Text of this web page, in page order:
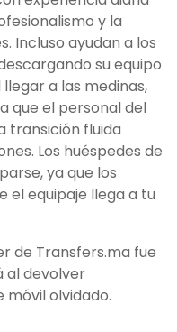
y la
Incluso ayudan a los
su equipo
a las medinas,
que el personal del
transición fluida
Los huéspedes de
ya que los
el equipaje llega a tu
de Transfers.ma fue
al devolver
olvidado.